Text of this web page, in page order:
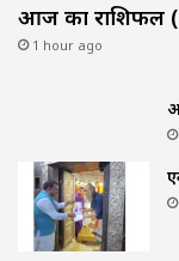
आज का राशिफल
1 hour ago